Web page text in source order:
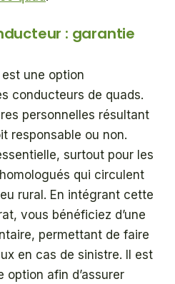
: garantie
est une option
conducteurs de quads.
personnelles résultant
responsable ou non.
surtout pour les
qui circulent
rural. En intégrant cette
vous bénéficiez d’une
permettant de faire
en cas de sinistre. Il est
option afin d’assurer